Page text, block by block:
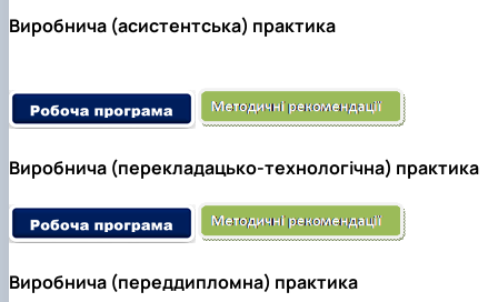
Виробнича (асистентська) практика
Виробнича (перекладацько-технологічна) практика
Виробнича (переддипломна) практика